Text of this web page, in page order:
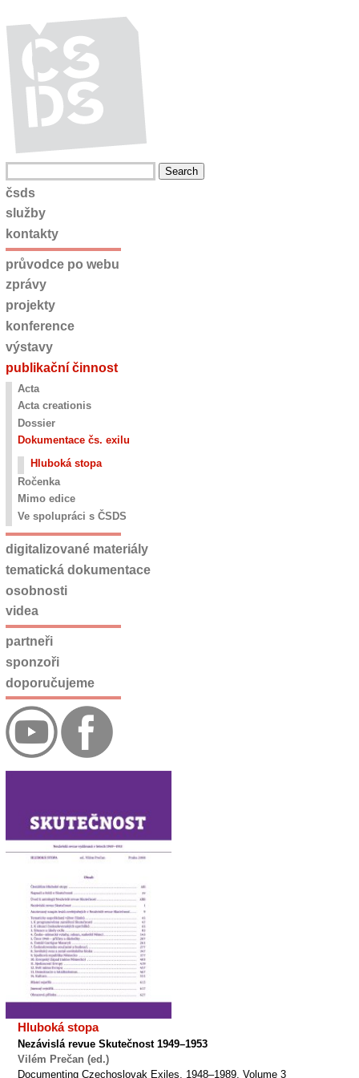
Hluboká stopa
Nezávislá revue Skutečnost 1949–1953
Vilém Prečan (ed.)
Documenting Czechoslovak Exiles, 1948–1989, Volume 3
čsds
služby
kontakty
průvodce po webu
zprávy
projekty
konference
výstavy
publikační činnost
Acta
Acta creationis
Dossier
Dokumentace čs. exilu
Hluboká stopa
Ročenka
Mimo edice
Ve spolupráci s ČSDS
digitalizované materiály
tematická dokumentace
osobnosti
videa
partneři
sponzoři
doporučujeme